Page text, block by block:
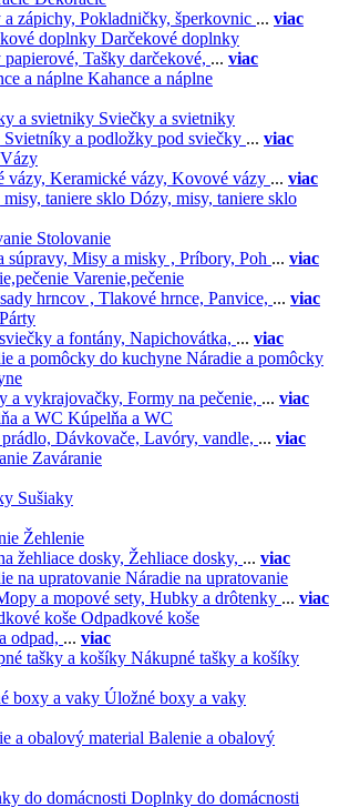
zápichy, Pokladničky, šperkovnic ... viac
Darčekové doplnky
Tašky darčekové, ... viac
Kahance a náplne
Sviečky a svietniky
Svietníky a podložky pod sviečky ... viac
Vázy
vázy, Keramické vázy, Kovové vázy ... viac
Dózy, misy, taniere sklo
Stolovanie
súpravy, Misy a misky , Príbory, Poh ... viac
Varenie,pečenie
hrncov , Tlakové hrnce, Panvice, ... viac
Párty
a fontány, Napichovátka, ... viac
Náradie a pomôcky
a vykrajovačky, Formy na pečenie, ... viac
Kúpelňa a WC
Dávkovače, Lavóry, vandle, ... viac
Zaváranie
Sušiaky
Žehlenie
žehliace dosky, Žehliace dosky, ... viac
Náradie na upratovanie
a mopové sety, Hubky a drôtenky ... viac
Odpadkové koše
odpad, ... viac
Nákupné tašky a košíky
Úložné boxy a vaky
Balenie a obalový
Doplnky do domácnosti